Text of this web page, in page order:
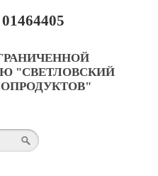
"СВЕТЛОВСКИЙ